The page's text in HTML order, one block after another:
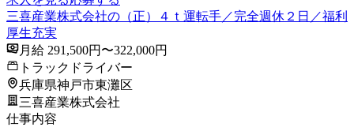
三喜産業株式会社の（正）４ｔ運転手／完全週休２日／福利
厚生充実
月給 291,500円〜322,000円
トラックドライバー
兵庫県神戸市東灘区
三喜産業株式会社
仕事内容